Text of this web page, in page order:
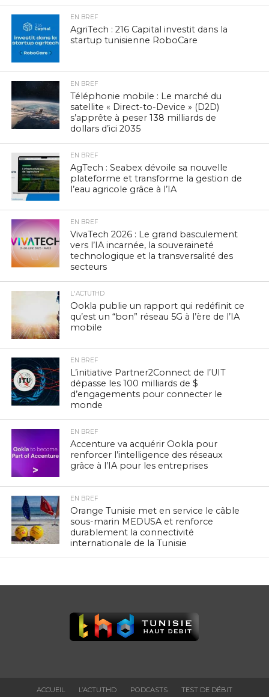
EN BREF
AgriTech : 216 Capital investit dans la
startup tunisienne RoboCare
EN BREF
Téléphonie mobile : Le marché du
satellite « Direct-to-Device » (D2D)
s’apprête à peser 138 milliards de
dollars d’ici 2035
EN BREF
AgTech : Seabex dévoile sa nouvelle
plateforme et transforme la gestion de
l’eau agricole grâce à l’IA
EN BREF
VivaTech 2026 : Le grand basculement
vers l’IA incarnée, la souveraineté
technologique et la transversalité des
secteurs
L'ACTUTHD
Ookla publie un rapport qui redéfinit ce
qu’est un “bon” réseau 5G à l’ère de l’IA
mobile
EN BREF
L’initiative Partner2Connect de l’UIT
dépasse les 100 milliards de $
d’engagements pour connecter le
monde
EN BREF
Accenture va acquérir Ookla pour
renforcer l’intelligence des réseaux
grâce à l’IA pour les entreprises
EN BREF
Orange Tunisie met en service le câble
sous-marin MEDUSA et renforce
durablement la connectivité
internationale de la Tunisie
ACCUEIL L’ACTUTHD PODCASTS TEST DE DÉBIT